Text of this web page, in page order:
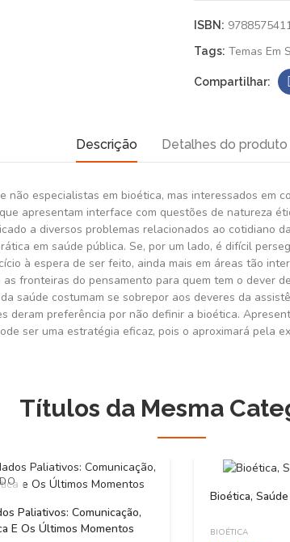
ISBN:
Tags: Temas Em
Descrição Detalhes do produto
especialistas em bioética, mas interessados em
apresentam interface com questões de natureza
a diversos problemas relacionados ao cotidiano
em saúde pública. Se, por um lado, é difícil
à espera de ser feito, ainda mais em áreas tão
fronteiras do pensamento para quem tem o dever
saúde costumam se sobrepor aos deveres da
deram preferência por não definir a bioética.
ser uma estratégia eficaz, pois o aproximará pela
Títulos da Mesma
Paliativos: Comunicação,
E Os Últimos Momentos
Bioética,
BIOÉTICA